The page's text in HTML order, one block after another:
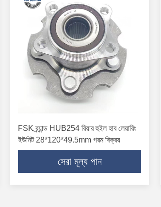
FSK ব্র্যান্ড HUB254 রিয়ার হুইল হাব লেয়ারিং
ইউনিট 28*120*49.5mm গরম বিক্রয়
সেরা মূল্য পান